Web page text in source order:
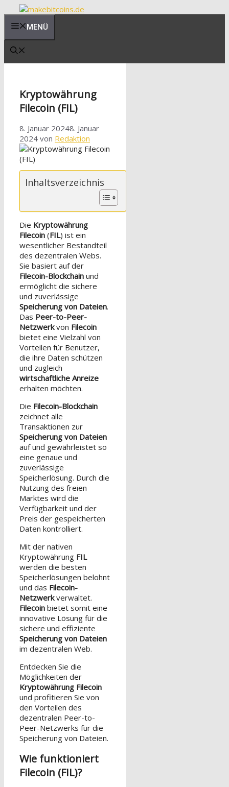
springenMENÜ
Kryptowährung
Filecoin (FIL)
8. Januar 20248. Januar
2024 von Redaktion
Inhaltsverzeichnis
Die Kryptowährung
Filecoin (FIL) ist ein
wesentlicher Bestandteil
des dezentralen Webs.
Sie basiert auf der
Filecoin-Blockchain und
ermöglicht die sichere
und zuverlässige
Speicherung von Dateien.
Das Peer-to-Peer-
Netzwerkvon Filecoin
bietet eine Vielzahl von
Vorteilen für Benutzer,
die ihre Daten schützen
und zugleich
wirtschaftliche Anreize
erhalten möchten.
Die Filecoin-Blockchain
zeichnet alle
Transaktionen zur
Speicherung von Dateien
auf und gewährleistet so
eine genaue und
zuverlässige
Speicherlösung. Durch die
Nutzung des freien
Marktes wird die
Verfügbarkeit und der
Preis der gespeicherten
Daten kontrolliert.
Mit der nativen
Kryptowährung FIL
werden die besten
Speicherlösungen belohnt
und das Filecoin-
Netzwerkverwaltet.
Filecoin bietet somit eine
innovative Lösung für die
sichere und effiziente
Speicherung von Dateien
im dezentralen Web.
Entdecken Sie die
Möglichkeiten der
Kryptowährung Filecoin
und profitieren Sie von
den Vorteilen des
dezentralen Peer-to-
Peer-Netzwerks für die
Speicherung von Dateien.
Wie funktioniert
Filecoin (FIL)?